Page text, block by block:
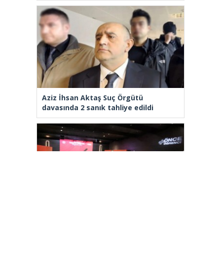
Aziz İhsan Aktaş Suç Örgütü
davasında 2 sanık tahliye edildi